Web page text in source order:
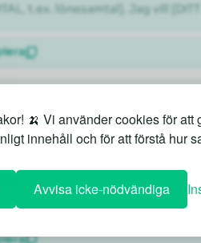
🍌 Vi använder cookies för att
innehåll och för att förstå hur
Avvisa icke-nödvändiga
t.ex. lönesamtal]. Jag vill
och lokala guldkorn.
ett dagsschema med en